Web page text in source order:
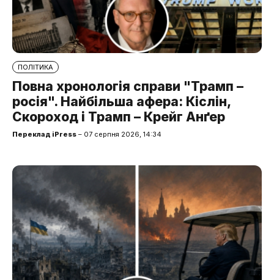
ПОЛІТИКА
Повна хронологія справи "Трамп –
росія". Найбільша афера: Кіслін,
Скороход і Трамп – Крейг Анґер
Переклад iPress – 07 серпня 2026, 14:34